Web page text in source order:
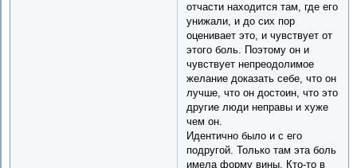
отчасти находится там, где его
унижали, и до сих пор
оценивает это, и чувствует от
этого боль. Поэтому он и
чувствует непреодолимое
желание доказать себе, что он
лучше, что он достоин, что это
другие люди неправы и хуже
чем он.
Идентично было и с его
подругой. Только там эта боль
имела форму вины. Кто-то в